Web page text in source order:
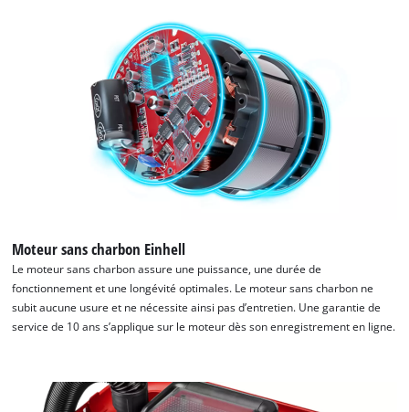
Moteur sans charbon Einhell
Le moteur sans charbon assure une puissance, une durée de
fonctionnement et une longévité optimales. Le moteur sans charbon ne
subit aucune usure et ne nécessite ainsi pas d’entretien. Une garantie de
service de 10 ans s’applique sur le moteur dès son enregistrement en ligne.